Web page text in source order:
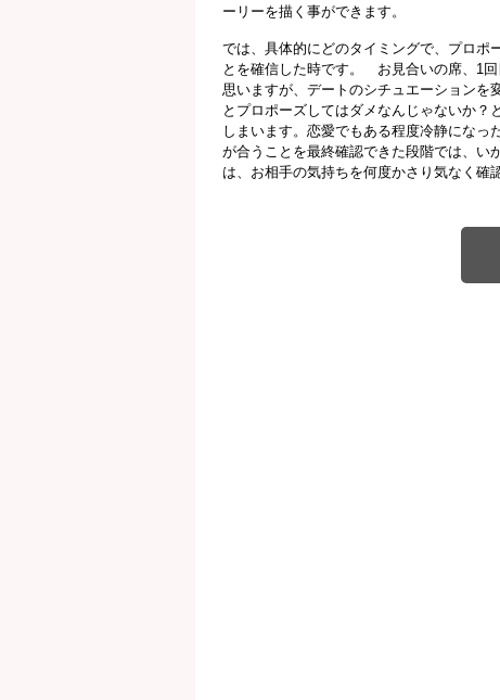
ーリーを描く事ができます。
では、具体的にどのタイミングで、プロポ
とを確信した時です。 お見合いの席、1
思いますが、デートのシチュエーションを
とプロポーズしてはダメなんじゃないか？
しまいます。恋愛でもある程度冷静にな
が合うことを最終確認できた段階では、い
は、お相手の気持ちを何度かさり気なく確